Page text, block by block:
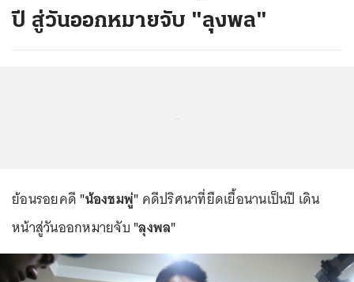
ปี สู่วันออกหมายจับ "ลุงพล"
ย้อนรอยคดี "น้องชมพู่" คดีปริศนาที่ยืดเยื้อนานเป็นปี เดิน
หน้าสู่วันออกหมายจับ "ลุงพล"